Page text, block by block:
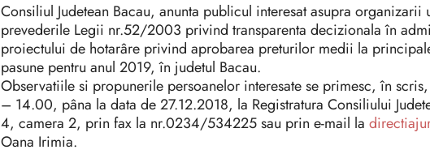
Consiliul Judetean Bacau, anunta publicul interesat asupra
prevederile Legii nr.52/2003 privind transparenta decizionala în
proiectului de hotarâre privind aprobarea preturilor medii la
pasune pentru anul 2019, în judetul Bacau.
Observatiile si propunerile persoanelor interesate se primesc, în
– 14.00, pâna la data de 27.12.2018, la Registratura Consiliului
4, camera 2, prin fax la nr.0234/534225 sau prin e-mail la
Oana Irimia.